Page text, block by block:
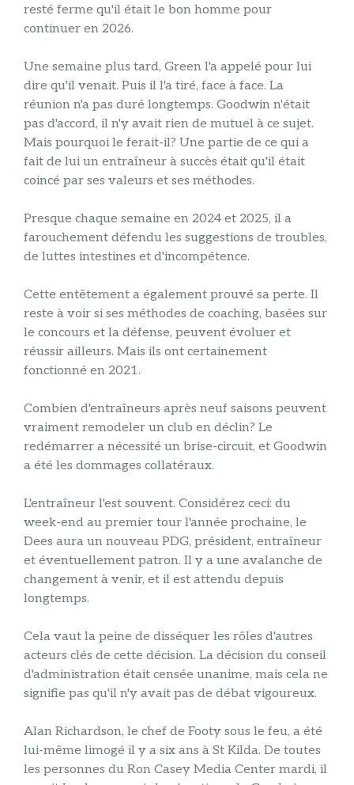
resté ferme qu'il était le bon homme pour
continuer en 2026.
Une semaine plus tard, Green l'a appelé pour lui
dire qu'il venait. Puis il l'a tiré, face à face. La
réunion n'a pas duré longtemps. Goodwin n'était
pas d'accord, il n'y avait rien de mutuel à ce sujet.
Mais pourquoi le ferait-il? Une partie de ce qui a
fait de lui un entraîneur à succès était qu'il était
coincé par ses valeurs et ses méthodes.
Presque chaque semaine en 2024 et 2025, il a
farouchement défendu les suggestions de troubles,
de luttes intestines et d'incompétence.
Cette entêtement a également prouvé sa perte. Il
reste à voir si ses méthodes de coaching, basées sur
le concours et la défense, peuvent évoluer et
réussir ailleurs. Mais ils ont certainement
fonctionné en 2021.
Combien d'entraîneurs après neuf saisons peuvent
vraiment remodeler un club en déclin? Le
redémarrer a nécessité un brise-circuit, et Goodwin
a été les dommages collatéraux.
L'entraîneur l'est souvent. Considérez ceci: du
week-end au premier tour l'année prochaine, le
Dees aura un nouveau PDG, président, entraîneur
et éventuellement patron. Il y a une avalanche de
changement à venir, et il est attendu depuis
longtemps.
Cela vaut la peine de disséquer les rôles d'autres
acteurs clés de cette décision. La décision du conseil
d'administration était censée unanime, mais cela ne
signifie pas qu'il n'y avait pas de débat vigoureux.
Alan Richardson, le chef de Footy sous le feu, a été
lui-même limogé il y a six ans à St Kilda. De toutes
les personnes du Ron Casey Media Center mardi, il